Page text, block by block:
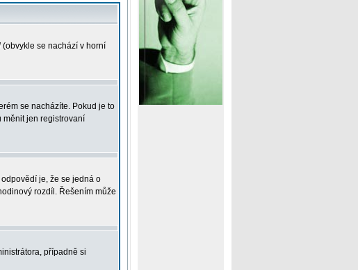
(obvykle se nachází v horní
se nacházíte. Pokud je to
měnit jen registrovaní
je, že se jedná o
rozdíl. Řešením může
případně si